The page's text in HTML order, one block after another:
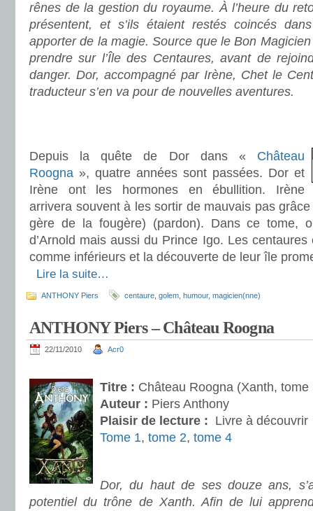
rênes de la gestion du royaume. À l’heure du
présentent, et s’ils étaient restés coincés
apporter de la magie. Source que le Bon
prendre sur l’Île des Centaures, avant de
danger. Dor, accompagné par Irène, Chet le
traducteur s’en va pour de nouvelles aventures.
Depuis la quête de Dor dans « Château
Roogna », quatre années sont passées. Dor et
Irène ont les hormones en ébullition. Irène
arrivera souvent à les sortir de mauvais pas
gère de la fougère) (pardon). Dans ce tome,
d’Arnold mais aussi du Prince Igo. Les
comme inférieurs et la découverte de leur île
Lire la suite…
ANTHONY Piers centaure golem humour, magicien(nne)
ANTHONY Piers – Château Roogna
22/11/2010 Acr0
Titre : Château Roogna (Xanth, tome
Auteur : Piers Anthony
Plaisir de lecture : Livre à découvrir
Tome 1, tome 2, tome 4
Dor, du haut de ses douze ans,
potentiel du trône de Xanth. Afin de lui